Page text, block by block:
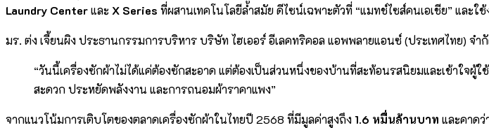
Laundry Centerและ X Series ที่ผสานเทคโนโลยีล้ำสมัย ดีไซน์เฉพาะตัวที่ “แมทช์ไซส์คนเอเชีย” และใ
มร. ต่ง เจี้ยนผิง ประธานกรรมการบริหาร บริษัท ไฮเออร์ อีเลคทริคอล แอพพลายแอนซ์ (ประเทศไทย) จำ
“วันนี้เครื่องซักผ้าไม่ได้แค่ต้องซักสะอาด แต่ต้องเป็นส่วนหนึ่งของบ้านที่สะท้อนรสนิยมและเข้าใจผู้ใ
สะดวก ประหยัดพลังงาน และการถนอมผ้าราคาแพง”
จากแนวโน้มการเติบโตของตลาดเครื่องซักผ้าในไทยปี 2568 ที่มีมูลค่าสูงถึง1.6 หมื่นล้านบาท และคาด